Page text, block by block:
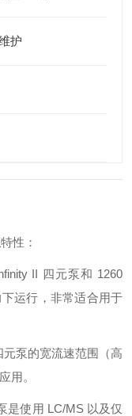
护
特性：
II 四元泵和 1260
运行，非常适合用于
泵的宽流速范围（高
用。
是使用 LC/MS 以及仅